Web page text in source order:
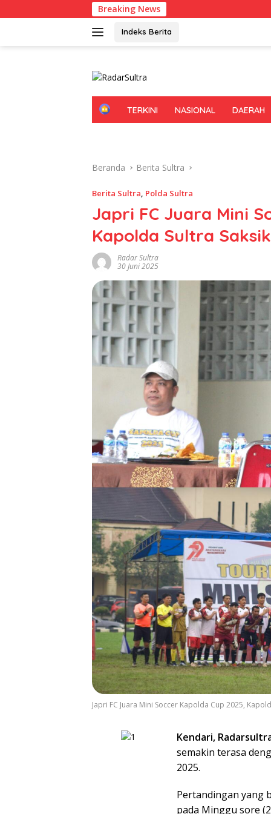
ke
Breaking News
Indeks Berita
H
TERKINI NASIONAL DAERAH
Beranda Berita Sultra
Berita Sultra, Polda Sultra
Japri FC Juara Mini
Kapolda Sultra
Radar Sultra
30 Juni 2025
Japri FC Juara Mini Soccer Kapolda Cup 2025,
Kendari,
semakin terasa
2025.
Pertandingan yang
pada Minggu sore